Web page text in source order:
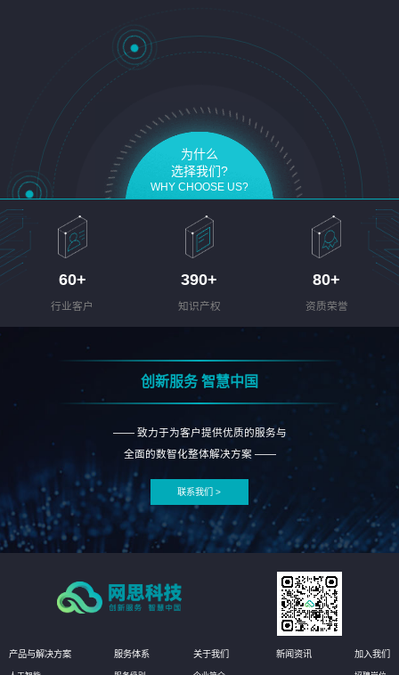
为什么
选择我们?
WHY CHOOSE US?
60+
行业客户
390+
知识产权
80+
资质荣誉
创新服务 智慧中国
—— 致力于为客户提供优质的服务与
全面的数智化整体解决方案 ——
联系我们 >
产品与解决方案 服务体系 关于我们 新闻资讯 加入我们